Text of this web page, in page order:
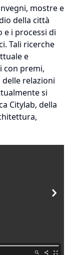
mostre e
della città
e i processi di
Tali ricerche
e
con premi,
relazioni
si
Citylab, della